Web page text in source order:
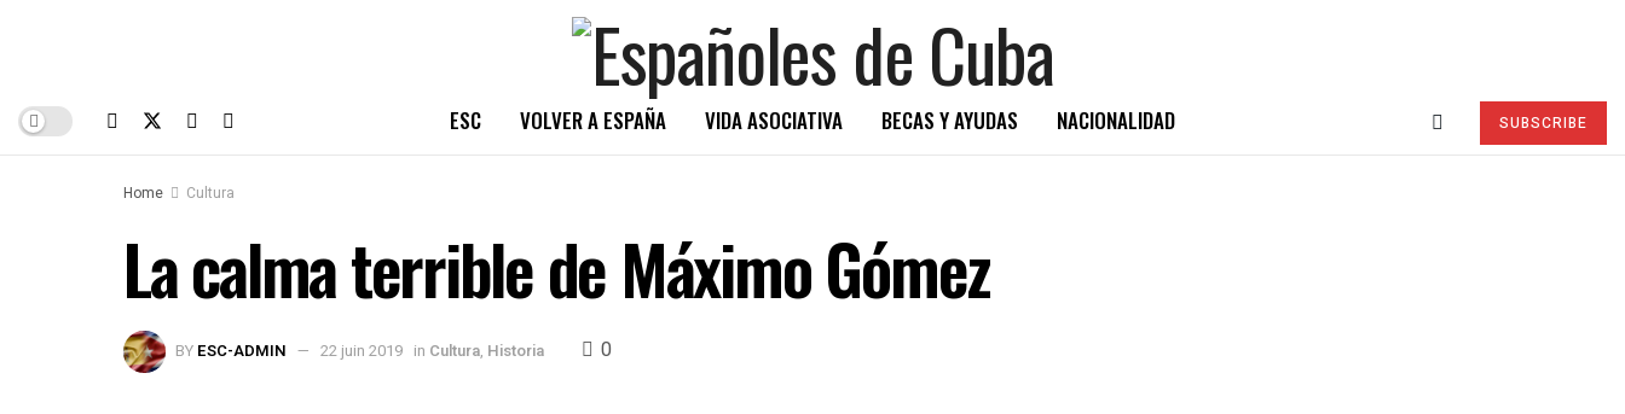
ESC VOLVER A ESPAÑA VIDA ASOCIATIVA BECAS Y AYUDAS NACIONALIDAD SUBSCRIBE
Home Cultura
La calma terrible de Máximo Gómez
BY ESC-ADMIN 22 juin 2019 in Cultura, Historia 0